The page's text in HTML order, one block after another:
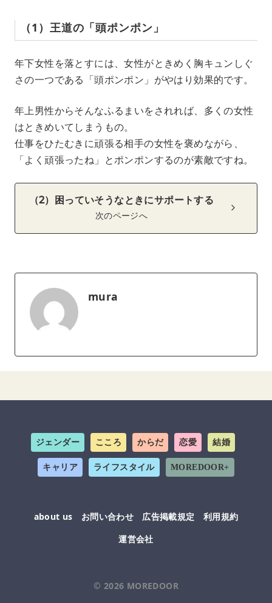
（1）王道の「頭ポンポン」
年下女性を落とすには、女性がときめく胸キュンしぐ
さの一つである「頭ポンポン」がやはり効果的です。
年上男性からそんなふるまいをされれば、多くの女性
はときめいてしまうもの。
仕事をひたむきに頑張る相手の女性を褒めながら、
「よく頑張ったね」とポンポンするのが素敵ですね。
（2）困っていそうなときにサポートする
次のページへ
mura
ジェンダー こころ からだ 恋愛 結婚
キャリア ライフスタイル MOREDOOR+
about us お問い合わせ 広告掲載規定
利用規約
運営会社
© 2026 MOREDOOR